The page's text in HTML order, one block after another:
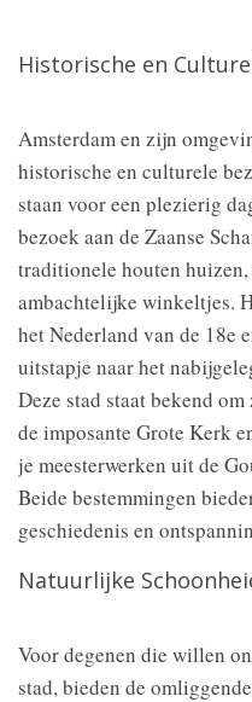
Historische en
Amsterdam en zijn
historische en culturele
staan voor een plezierig
bezoek aan de Zaanse
traditionele houten
ambachtelijke winkeltjes.
het Nederland van de 18e
uitstapje naar het
Deze stad staat bekend
de imposante Grote Kerk
je meesterwerken uit de
Beide bestemmingen
geschiedenis en
Natuurlijke
Voor degenen die willen
stad, bieden de